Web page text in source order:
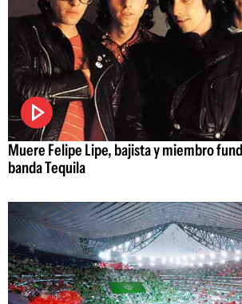
Muere Felipe Lipe, bajista y miembro
banda Tequila